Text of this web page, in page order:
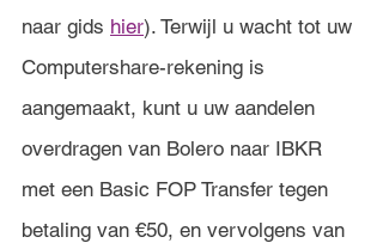
naar gids hier). Terwijl u wacht tot uw
Computershare-rekening is
aangemaakt, kunt u uw aandelen
overdragen van Bolero naar IBKR
met een Basic FOP Transfer tegen
betaling van €50, en vervolgens van